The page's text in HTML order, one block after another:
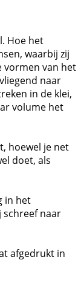
Hoe het
waarbij zij
vormen van het
naar
in de klei,
volume het
hoewel je net
doet, als
in het
schreef naar
afgedrukt in